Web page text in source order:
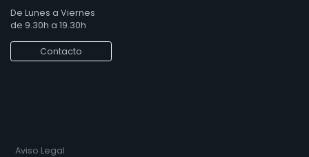
De Lunes a Viernes
de 9.30h a 19.30h
Contacto
Aviso Legal